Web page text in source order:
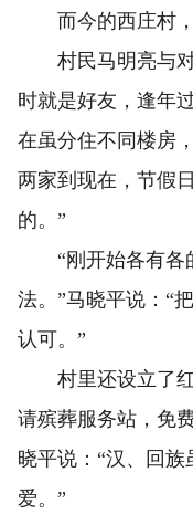
而今的西庄村，
村民马明亮与对
时就是好友，逢年
在虽分住不同楼房
两家到现在，节假
的。”
“刚开始各有各
法。”马晓平说：“
认可。”
村里还设立了红
请殡葬服务站，免
晓平说：“汉、回
爱。”